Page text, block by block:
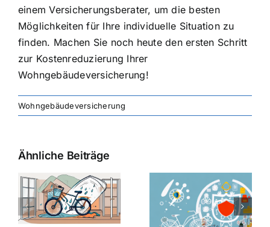
einem Versicherungsberater, um die besten
Möglichkeiten für Ihre individuelle Situation zu
finden. Machen Sie noch heute den ersten Schritt
zur Kostenreduzierung Ihrer
Wohngebäudeversicherung!
Wohngebäudeversicherung
Ähnliche Beiträge